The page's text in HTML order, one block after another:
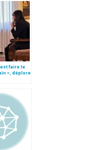
faire le
», déplore